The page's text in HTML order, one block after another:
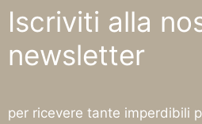
Iscriviti alla
newsletter
per ricevere tante imperdibili